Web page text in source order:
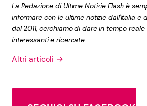
La Redazione di Ultime Notizie Flash è
informare con le ultime notizie dall'Italia e
dal 2011, cerchiamo di dare in tempo
interessanti e ricercate.
Altri articoli →